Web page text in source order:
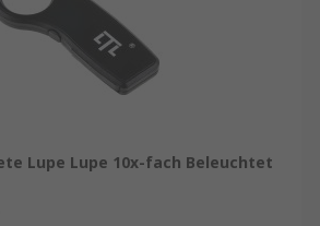
Lupe Lupe 10x-fach Beleuchtet